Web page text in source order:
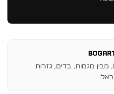
צוות סטייל מנוסה של BOGART, מבין מגמות, בדים, גזרות